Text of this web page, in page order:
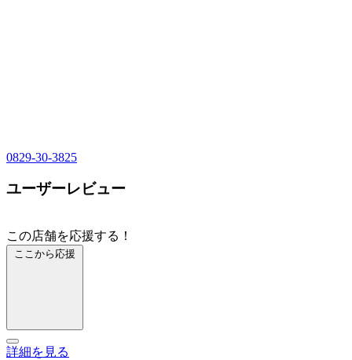
0829-30-3825
ユーザーレビュー
この店舗を応援する！
ここから応援
詳細を見る